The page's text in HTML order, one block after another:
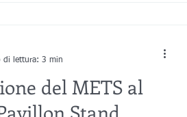
del METS al
Stand
di lettura: 3 min